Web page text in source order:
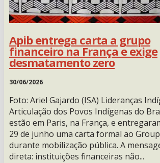
Apib entrega carta a grupo
financeiro na França e exige
desmatamento zero
30/06/2026
Foto: Ariel Gajardo (ISA) Lideranças
Articulação dos Povos Indígenas do
estão em Paris, na França, e
29 de junho uma carta formal ao
durante mobilização pública. A
direta: instituições financeiras não...